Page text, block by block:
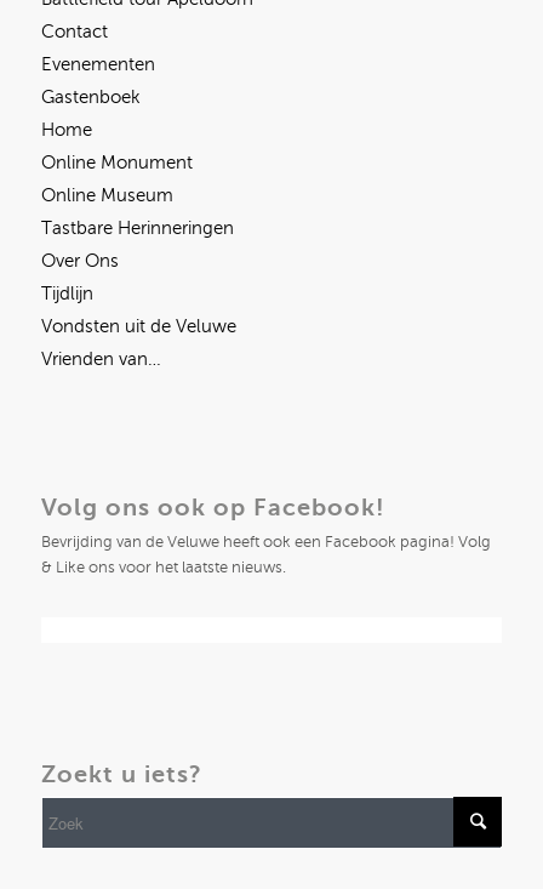
Contact
Evenementen
Gastenboek
Home
Online Monument
Online Museum
Tastbare Herinneringen
Over Ons
Tijdlijn
Vondsten uit de Veluwe
Vrienden van…
Volg ons ook op Facebook!
Bevrijding van de Veluwe heeft ook een Facebook pagina! Volg
& Like ons voor het laatste nieuws.
Zoekt u iets?